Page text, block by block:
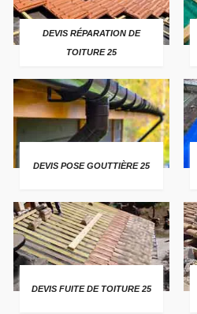
DEVIS RÉPARATION DE
TOITURE 25
DEVIS POSE GOUTTIÈRE 25
DEVIS FUITE DE TOITURE 25